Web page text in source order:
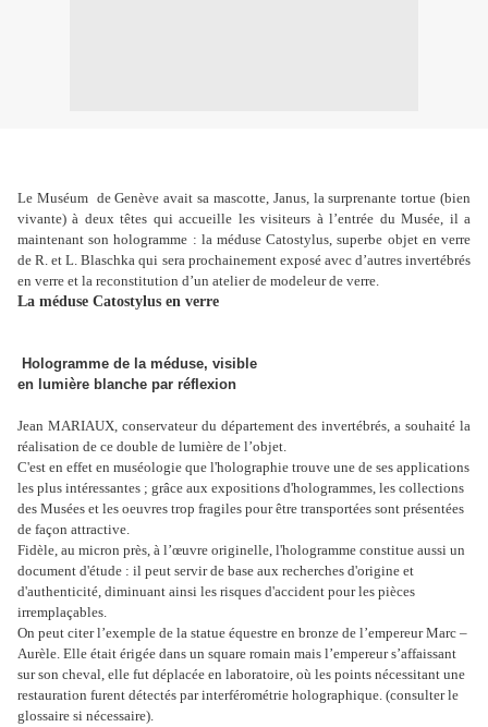
Le Muséum de Genève avait sa mascotte, Janus, la surprenante tortue (bien
vivante) à deux têtes qui accueille les visiteurs à l’entrée du Musée, il a
maintenant son hologramme : la méduse Catostylus, superbe objet en verre
de R. et L. Blaschka qui sera prochainement exposé avec d’autres invertébrés
en verre et la reconstitution d’un atelier de modeleur de verre.
La méduse Catostylus en verre
Hologramme de la méduse, visible
en lumière blanche par réflexion
Jean MARIAUX, conservateur du département des invertébrés, a souhaité la
réalisation de ce double de lumière de l’objet.
C'est en effet en muséologie que l'holographie trouve une de ses applications
les plus intéressantes ; grâce aux expositions d'hologrammes, les collections
des Musées et les oeuvres trop fragiles pour être transportées sont présentées
de façon attractive.
Fidèle, au micron près, à l’œuvre originelle, l'hologramme constitue aussi un
document d'étude : il peut servir de base aux recherches d'origine et
d'authenticité, diminuant ainsi les risques d'accident pour les pièces
irremplaçables.
On peut citer l’exemple de la statue équestre en bronze de l’empereur Marc –
Aurèle. Elle était érigée dans un square romain mais l’empereur s’affaissant
sur son cheval, elle fut déplacée en laboratoire, où les points nécessitant une
restauration furent détectés par interférométrie holographique. (consulter le
glossaire si nécessaire).